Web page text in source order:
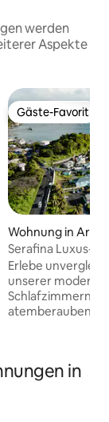
werden
Aspekte
Gäste-Favorit
Gäste-Favorit
Wohnung in
Serafina Luxus-
Erlebe
unserer
Schlafzimmern
vom
in